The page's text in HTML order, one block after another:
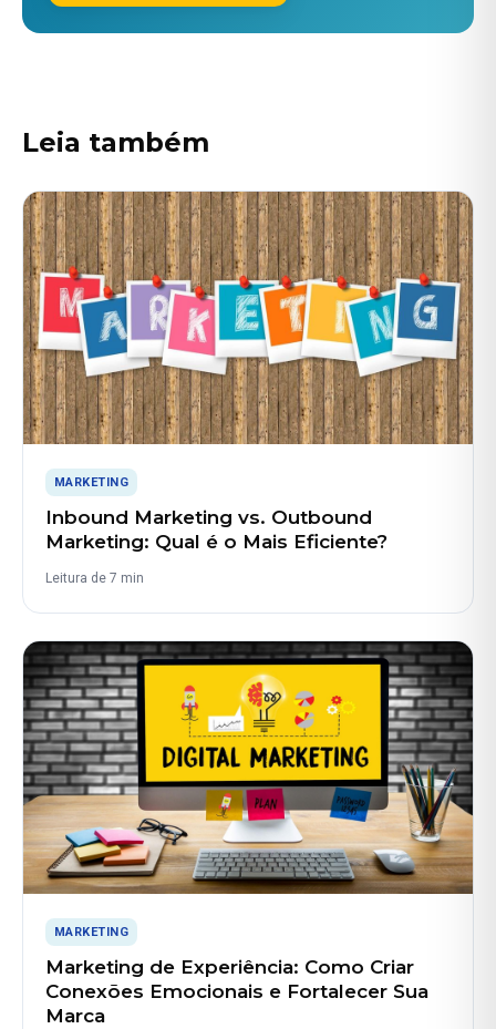
Leia também
MARKETING
Inbound Marketing vs. Outbound
Marketing: Qual é o Mais Eficiente?
Leitura de 7 min
MARKETING
Marketing de Experiência: Como Criar
Conexões Emocionais e Fortalecer Sua
Marca